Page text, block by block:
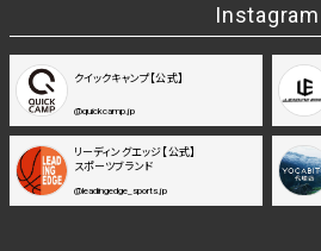
Instagram
クイックキャンプ【公式】
@quickcamp.jp
リーディングエッジ【公式】
スポーツブランド
@leadingedge_sports.jp